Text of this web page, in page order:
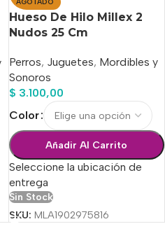
Hueso De Hilo Millex 2
Nudos 25 Cm
Perros, Juguetes, Mordibles y
Sonoros
$ 3.100,00
Color
Añadir Al Carrito
Seleccione la ubicación de
entrega
Sin Stock
SKU: MLA1902975816